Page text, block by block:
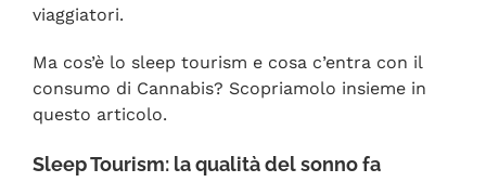
viaggiatori.
Ma cos’è lo sleep tourism e cosa c’entra con il
consumo di Cannabis? Scopriamolo insieme in
questo articolo.
Sleep Tourism: la qualità del sonno fa